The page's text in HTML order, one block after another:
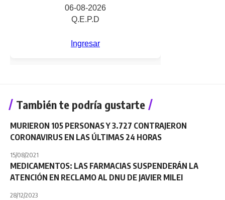
También te podría gustarte
MURIERON 105 PERSONAS Y 3.727 CONTRAJERON
CORONAVIRUS EN LAS ÚLTIMAS 24 HORAS
15/08/2021
MEDICAMENTOS: LAS FARMACIAS SUSPENDERÁN LA
ATENCIÓN EN RECLAMO AL DNU DE JAVIER MILEI
28/12/2023